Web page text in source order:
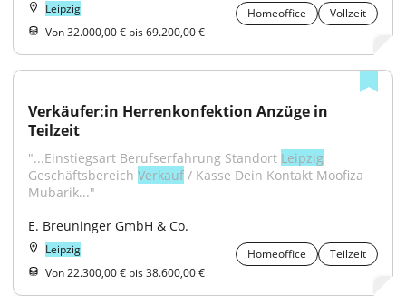
Leipzig Homeoffice
Vollzeit
Von 32.000,00 € bis 69.200,00 €
Verkäufer:in Herrenkonfektion Anzüge in
Teilzeit
"...Einstiegsart Berufserfahrung Standort Leipzig
Geschäftsbereich Verkauf / Kasse Dein Kontakt Moofiza
Mubarik..."
E. Breuninger GmbH & Co.
Leipzig Homeoffice
Teilzeit
Von 22.300,00 € bis 38.600,00 €